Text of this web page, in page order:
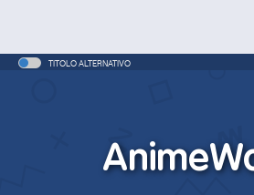
TITOLO ALTERNATIVO